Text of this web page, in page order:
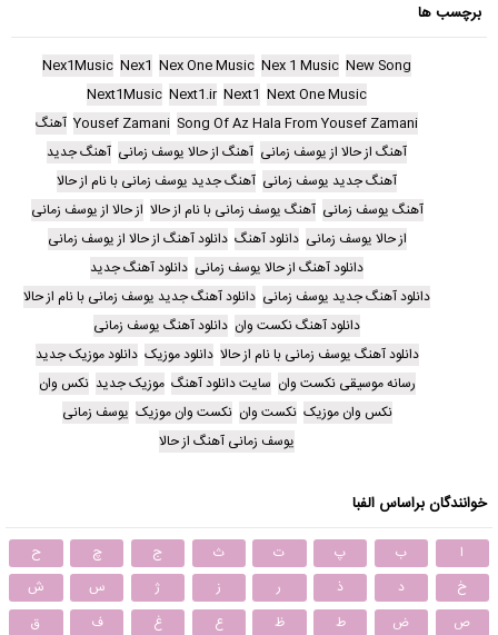
برچسب ها
New Song
Nex 1 Music
Nex One Music
Nex1
Nex1Music
Next One Music
Next1
Next1.ir
Next1Music
Song Of Az Hala From Yousef Zamani
Yousef Zamani آهنگ
آهنگ از حالا از یوسف زمانی آهنگ از حالا یوسف زمانی آهنگ جدید
آهنگ جدید یوسف زمانی آهنگ جدید یوسف زمانی با نام از حالا
آهنگ یوسف زمانی آهنگ یوسف زمانی با نام از حالا از حالا از یوسف زمانی
از حالا یوسف زمانی دانلود آهنگ دانلود آهنگ از حالا از یوسف زمانی
دانلود آهنگ از حالا یوسف زمانی دانلود آهنگ جدید
دانلود آهنگ جدید یوسف زمانی دانلود آهنگ جدید یوسف زمانی با نام از حالا
دانلود آهنگ نکست وان دانلود آهنگ یوسف زمانی
دانلود آهنگ یوسف زمانی با نام از حالا دانلود موزیک دانلود موزیک جدید
رسانه موسیقی نکست وان سایت دانلود آهنگ موزیک جدید نکس وان
نکس وان موزیک نکست وان نکست وان موزیک یوسف زمانی
یوسف زمانی آهنگ از حالا
خوانندگان براساس الفبا
ا ب پ ت ث ج چ
ح
خ
د ذ ر ز ژ س
ش
ص
ض ط ظ ع غ ف
ق